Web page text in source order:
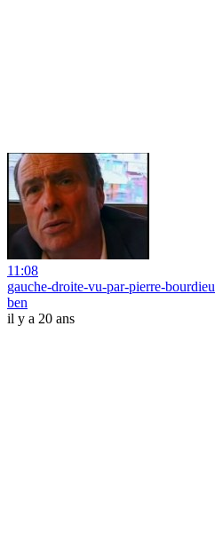
11:08
gauche-droite-vu-par-pierre-bourdieu
ben
il y a 20 ans